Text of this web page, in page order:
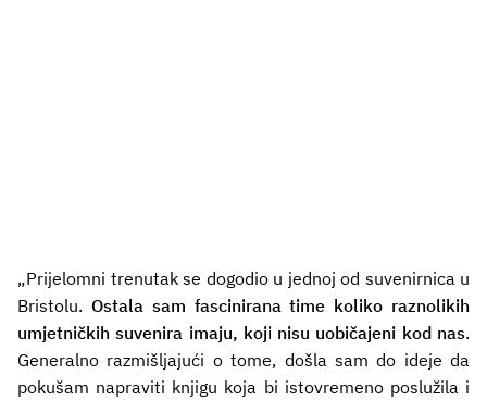
„Prijelomni trenutak se dogodio u jednoj od suvenirnica u
Bristolu. Ostala sam fascinirana time koliko raznolikih
umjetničkih suvenira imaju, koji nisu uobičajeni kod nas.
Generalno razmišljajući o tome, došla sam do ideje da
pokušam napraviti knjigu koja bi istovremeno poslužila i